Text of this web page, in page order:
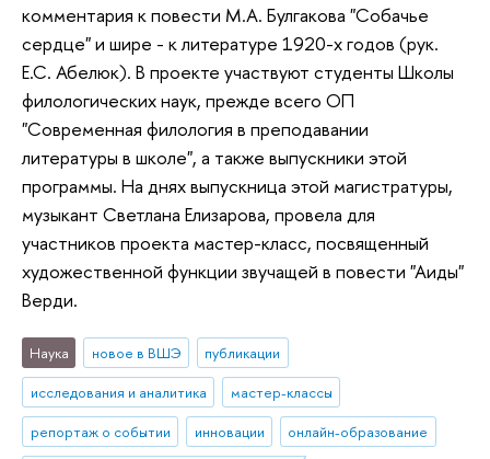
комментария к повести М.А. Булгакова "Собачье
сердце" и шире - к литературе 1920-х годов (рук.
Е.С. Абелюк). В проекте участвуют студенты Школы
филологических наук, прежде всего ОП
"Современная филология в преподавании
литературы в школе", а также выпускники этой
программы. На днях выпускница этой магистратуры,
музыкант Светлана Елизарова, провела для
участников проекта мастер-класс, посвященный
художественной функции звучащей в повести "Аиды"
Верди.
Наука новое в ВШЭ
публикации
исследования и аналитика
мастер-классы
репортаж о событии
инновации
онлайн-образование